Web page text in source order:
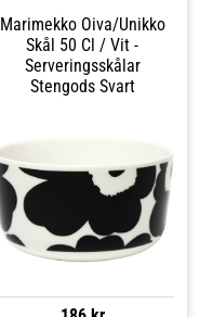
Marimekko Oiva/unikko
Skål 50 Cl / Vit -
Serveringsskålar
Stengods Svart